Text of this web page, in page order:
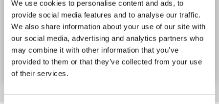
We use cookies to personalise content and ads, to
provide social media features and to analyse our traffic.
We also share information about your use of our site with
our social media, advertising and analytics partners who
may combine it with other information that you’ve
provided to them or that they’ve collected from your use
of their services.
approximately 70-80 % as determined by SDS PAGE, Western Blot and analytical SEC (HPLC).
ELISA, WB, SDS
N° du produit ABIN3118190
Fiche technique Détails